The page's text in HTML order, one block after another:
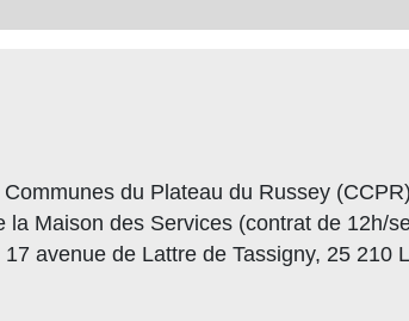
du Plateau du Russey
la Maison des Services (contrat de 12h/
avenue de Lattre de Tassigny, 25 210